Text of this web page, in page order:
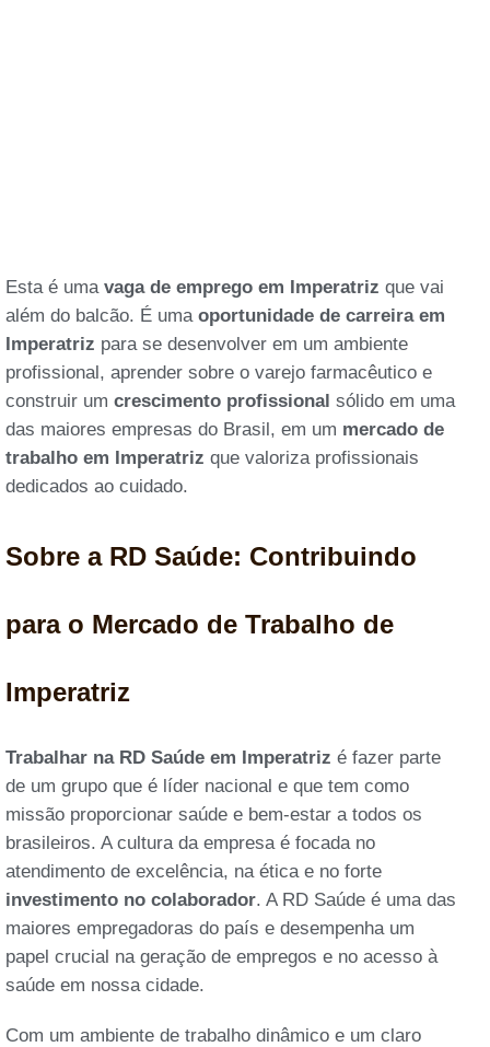
Esta é uma vaga de emprego em Imperatriz que vai
além do balcão. É uma oportunidade de carreira em
Imperatriz para se desenvolver em um ambiente
profissional, aprender sobre o varejo farmacêutico e
construir um crescimento profissional sólido em uma
das maiores empresas do Brasil, em um mercado de
trabalho em Imperatriz que valoriza profissionais
dedicados ao cuidado.
Sobre a RD Saúde: Contribuindo
para o Mercado de Trabalho de
Imperatriz
Trabalhar na RD Saúde em Imperatriz é fazer parte
de um grupo que é líder nacional e que tem como
missão proporcionar saúde e bem-estar a todos os
brasileiros. A cultura da empresa é focada no
atendimento de excelência, na ética e no forte
investimento no colaborador. A RD Saúde é uma das
maiores empregadoras do país e desempenha um
papel crucial na geração de empregos e no acesso à
saúde em nossa cidade.
Com um ambiente de trabalho dinâmico e um claro